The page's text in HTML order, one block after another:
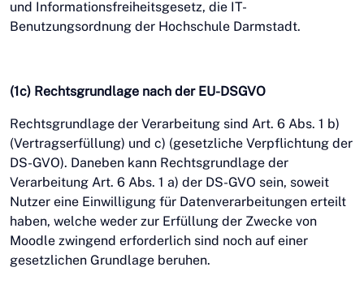
und Informationsfreiheitsgesetz, die IT-
Benutzungsordnung der Hochschule Darmstadt.
(1c) Rechtsgrundlage nach der EU-DSGVO
Rechtsgrundlage der Verarbeitung sind Art. 6 Abs. 1 b)
(Vertragserfüllung) und c) (gesetzliche Verpflichtung der
DS-GVO). Daneben kann Rechtsgrundlage der
Verarbeitung Art. 6 Abs. 1 a) der DS-GVO sein, soweit
Nutzer eine Einwilligung für Datenverarbeitungen erteilt
haben, welche weder zur Erfüllung der Zwecke von
Moodle zwingend erforderlich sind noch auf einer
gesetzlichen Grundlage beruhen.